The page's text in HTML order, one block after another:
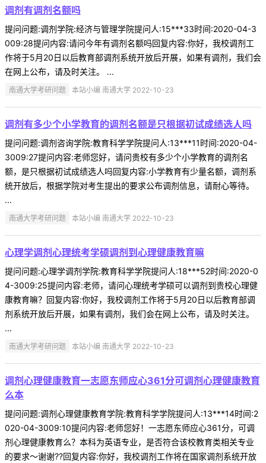
调剂有调剂名额吗
提问问题:调剂学院:经济与管理学院提问人:15***33时间:2020-04-3
009:28提问内容:请问今年有调剂名额吗回复内容:你好，我校调剂工
作将于5月20日以后教育部调剂系统开放后开展，如果有调剂，我们会
在网上公布，请及时关注。 ...
南通大学考研问题 本站小编 南通大学 2022-10-23
调剂有多少个小学教育的调剂名额是只根据初试成绩选人吗
提问问题:调剂咨询学院:教育科学学院提问人:13***11时间:2020-04-
3009:27提问内容:老师您好，请问贵校有多少个小学教育的调剂名
额，是只根据初试成绩选人吗回复内容:小学教育有少量名额，调剂系
统开放后，根据学院对考生提出的要求公布调剂信息，请耐心等待。
...
南通大学考研问题 本站小编 南通大学 2022-10-23
心理学调剂心理统考学硕调剂到心理健康教育嘛
提问问题:心理学调剂学院:教育科学学院提问人:18***52时间:2020-0
4-3009:25提问内容:老师，请问心理统考学硕可以调剂到贵校心理健
康教育嘛？回复内容:你好，我校调剂工作将于5月20日以后教育部调
剂系统开放后开展，如果有调剂，我们会在网上公布，请及时关注。
...
南通大学考研问题 本站小编 南通大学 2022-10-23
调剂心理健康教育一志愿东师应心361分可调剂心理健康教育
么本
提问问题:调剂心理健康教育学院:教育科学学院提问人:13***14时间:2
020-04-3009:10提问内容:老师您好！一志愿东师应心361分，可调
剂心理健康教育么？本科为英语专业，是否符合该校教育类相关专业
的要求～谢谢??回复内容:你好，我校调剂工作将在国家调剂系统开放